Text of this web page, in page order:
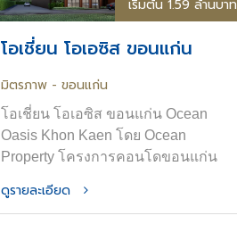
เริ่มต้น 1.59 ล้านบาท
โอเชี่ยน โอเอซิส ขอนแก่น
มิตรภาพ - ขอนแก่น
โอเชี่ยน โอเอซิส ขอนแก่น Ocean
Oasis Khon Kaen โดย Ocean
Property โครงการคอนโดขอนแก่น
ขอนแก่น ออกแบบภายใต้แนวคิด
ดูรายละเอียด